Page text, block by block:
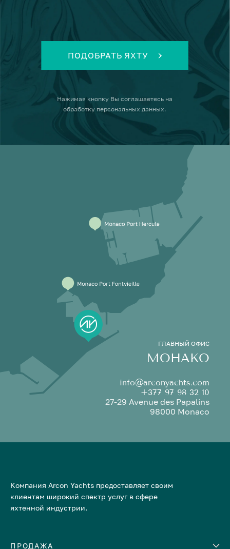
ПОДОБРАТЬ ЯХТУ
Нажимая кнопку Вы соглашаетесь на
обработку персональных данных.
ГЛАВНЫЙ ОФИС
МОНАКО
info@arconyachts.com
+377 97 98 32 10
27-29 Avenue des Papalins
98000 Monaco
Компания Arcon Yachts предоставляет своим
клиентам широкий спектр услуг в сфере
яхтенной индустрии.
ПРОДАЖА